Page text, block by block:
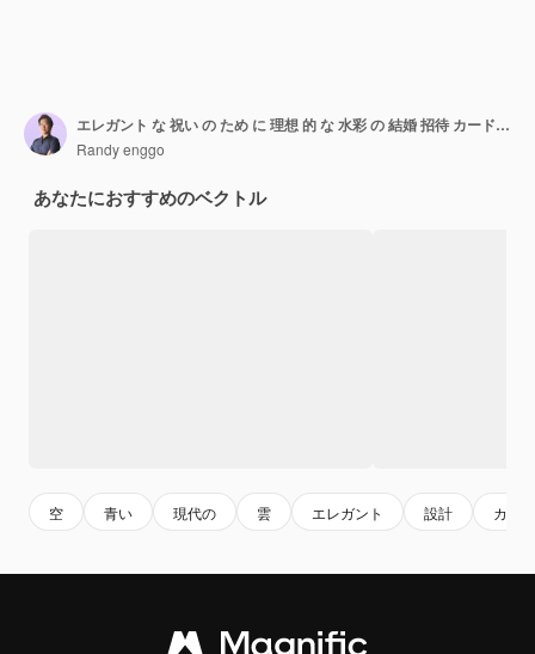
エレガント な 祝い の ため に 理想 的 な 水彩 の 結婚 招待 カード セット
Randy enggo
あなたにおすすめのベクトル
空 青い 現代の 雲 エレガント 設計 カッ